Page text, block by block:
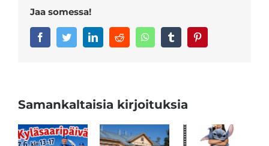
Jaa somessa!
FacebookTwitterLinkedInReddit WhatsappTumblr
Samankaltaisia kirjoituksia